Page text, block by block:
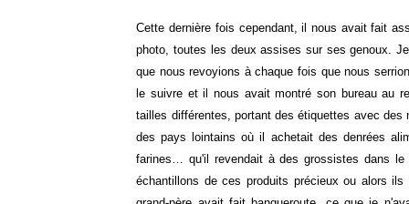
Cette dernière fois cependant, il nous avait fait
photo, toutes les deux assises sur ses genoux.
que nous revoyions à chaque fois que nous
le suivre et il nous avait montré son bureau au
tailles différentes, portant des étiquettes avec des
des pays lointains où il achetait des denrées
farines… qu'il revendait à des grossistes dans
échantillons de ces produits précieux ou alors